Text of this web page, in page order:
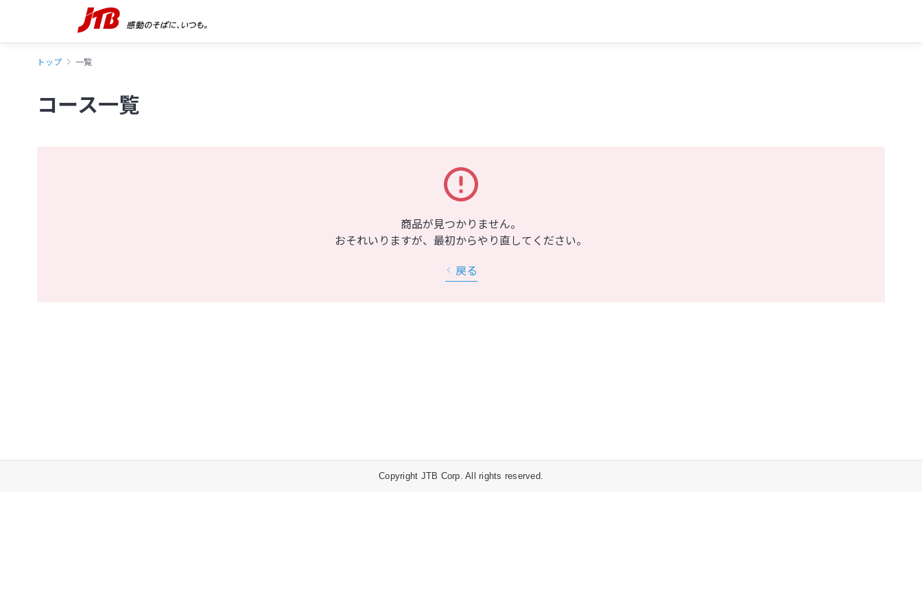
トップ 一覧
コース一覧
商品が見つかりません。
おそれいりますが、最初からやり直してください。
戻る
Copyright JTB Corp. All rights reserved.